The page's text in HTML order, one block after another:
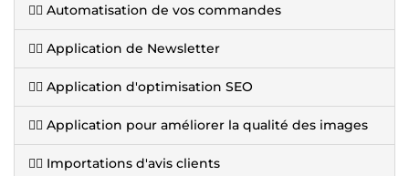
👉🏽 Automatisation de vos commandes
👉🏽 Application de Newsletter
👉🏽 Application d'optimisation SEO
👉🏽 Application pour améliorer la qualité des images
👉🏽 Importations d'avis clients